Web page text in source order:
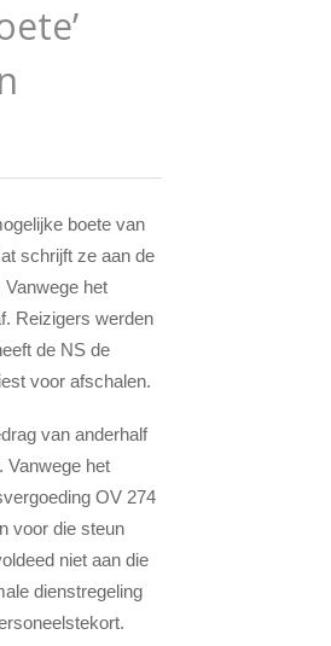
boete van
schrijft ze aan de
het
Reizigers werden
de NS de
voor afschalen.
van anderhalf
Vanwege het
OV 274
voor die steun
niet aan die
dienstregeling